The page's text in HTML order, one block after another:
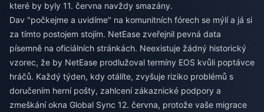
které by byly 11. června navždy smazány.
Dav "počkejme a uvidíme" na komunitních fórech se mýlí a já si
za tímto postojem stojím. NetEase zveřejnil pevná data
písemně na oficiálních stránkách. Neexistuje žádný historický
vzorec, že by NetEase prodlužoval termíny EOS kvůli poptávce
hráčů. Každý týden, kdy otálíte, zvyšuje riziko problémů s
doručením herní pošty, zahlcení zákaznické podpory a
zmeškání okna Global Sync 12. června, protože vaše migrace